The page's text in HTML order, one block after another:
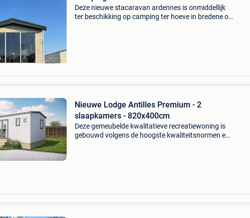
Deze nieuwe stacaravan ardennes is onmiddellijk
ter beschikking op camping ter hoeve in bredene op
Nieuwe Lodge Antilles Premium - 2
slaapkamers - 820x400cm
Deze gemeubelde kwalitatieve recreatiewoning is
gebouwd volgens de hoogste kwaliteitsnormen en